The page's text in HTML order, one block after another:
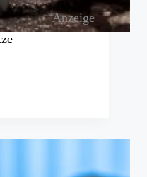
Anzeige